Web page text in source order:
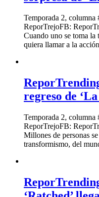
Temporada 2, columna
ReporTrejoFB:
Cuando uno se toma la
quiera llamar a la acción
regreso de
Temporada 2, columna
ReporTrejoFB:
Millones de personas
transformismo, del